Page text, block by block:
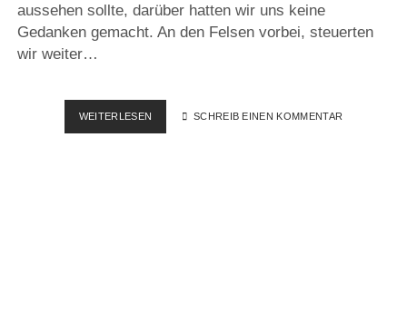
aussehen sollte, darüber hatten wir uns keine
Gedanken gemacht. An den Felsen vorbei, steuerten
wir weiter…
WEITERLESEN
KEINEN
SCHREIB EINEN KOMMENTAR